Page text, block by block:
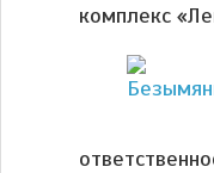
комплекс